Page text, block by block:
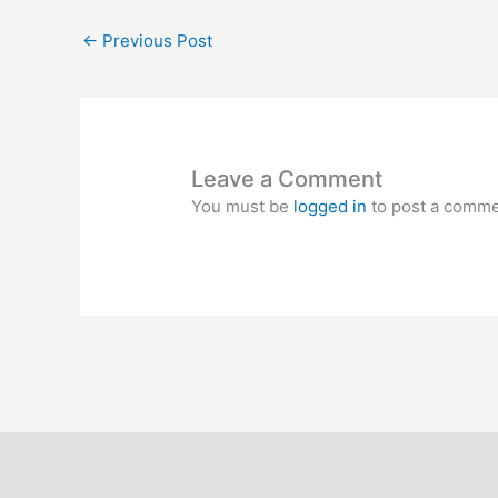
← Previous Post
Leave a Comment
You must be logged in to post a